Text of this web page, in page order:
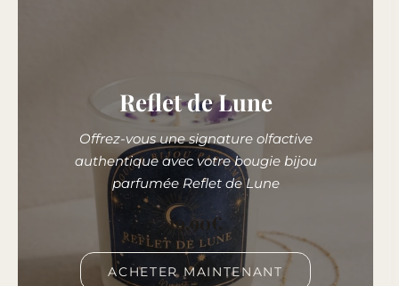
Reflet de Lune
Offrez-vous une signature olfactive
authentique avec votre bougie bijou
parfumée Reflet de Lune
19,90€
ACHETER MAINTENANT